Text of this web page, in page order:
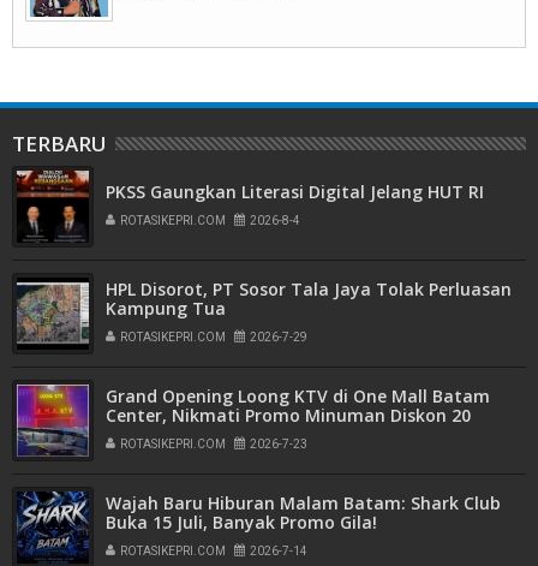
TERBARU
PKSS Gaungkan Literasi Digital Jelang HUT RI
ROTASIKEPRI.COM 2026-8-4
HPL Disorot, PT Sosor Tala Jaya Tolak Perluasan
Kampung Tua
ROTASIKEPRI.COM 2026-7-29
Grand Opening Loong KTV di One Mall Batam
Center, Nikmati Promo Minuman Diskon 20
Persen
ROTASIKEPRI.COM 2026-7-23
Wajah Baru Hiburan Malam Batam: Shark Club
Buka 15 Juli, Banyak Promo Gila!
ROTASIKEPRI.COM 2026-7-14